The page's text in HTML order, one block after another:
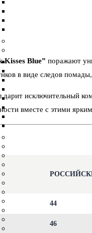
Kisses Blue” поражают
в виде следов
исключительный
вместе с этими
44
46